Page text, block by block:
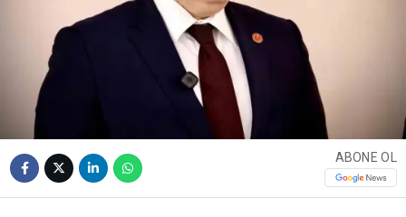
ABONE OL